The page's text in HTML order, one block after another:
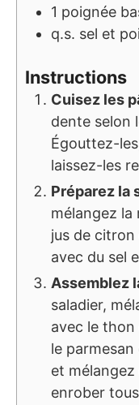
1 poignée
q.s. sel et
Instructions
Cuisez les
dente selon
Égouttez-
laissez-les
Préparez la
mélangez la
jus de citron
avec du sel
Assemblez
saladier,
avec le
le
et
enrober